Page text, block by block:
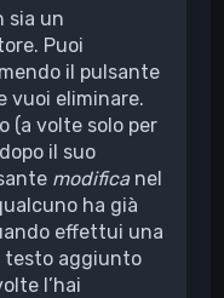
sia un
Puoi
il pulsante
vuoi eliminare.
(a volte solo per
il suo
modificanel
ha già
effettui una
testo aggiunto
l’hai